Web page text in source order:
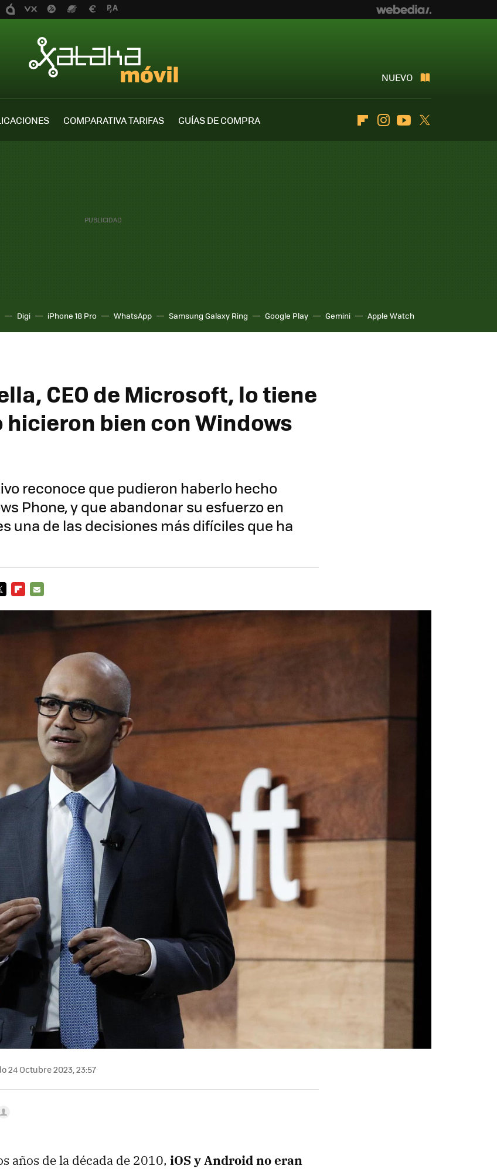
NUEVO
COMPARATIVA TARIFAS
GUÍAS DE COMPRA
FlipboardInstagramYoutube
Digi iPhone 18 Pro WhatsApp Samsung Galaxy Ring Google Play Gemini Apple Watch
CEO de Microsoft, lo tiene
hicieron bien con Windows
reconoce que pudieron haberlo hecho
Phone, y que abandonar su esfuerzo en
una de las decisiones más difíciles que ha
24 Octubre 2023, 23:57
años de la década de 2010, iOS y Android no eran